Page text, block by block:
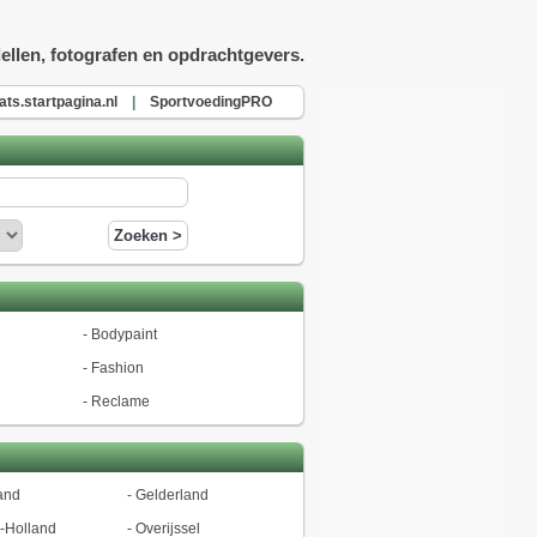
fotografen en opdrachtgevers.
SportvoedingPRO
- Bodypaint
- Fashion
- Reclame
- Gelderland
Holland
- Overijssel